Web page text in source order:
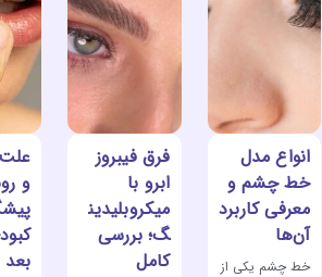
انواع مدل
خط چشم و
معرفی کاربرد
آن‌ها
خط چشم یکی از
فرق فیبروز
ابرو با
میکروبلیدین
گ؛ بررسی
کامل
و
بعد